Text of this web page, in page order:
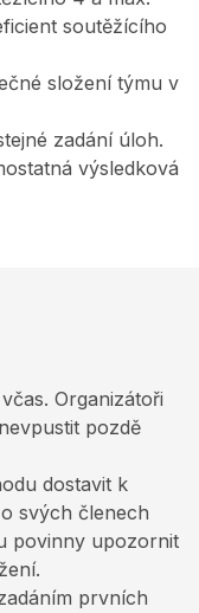
soutěžícího
složení týmu v
zadání úloh.
výsledková
Organizátoři
pozdě
dostavit k
svých členech
povinny upozornit
prvních